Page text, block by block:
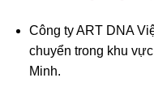
Công ty ART DNA
chuyển trong khu
Minh.